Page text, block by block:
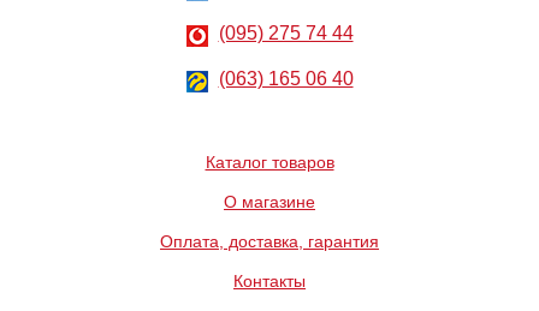
(095) 275 74 44
(063) 165 06 40
Каталог товаров
О магазине
Оплата, доставка, гарантия
Контакты